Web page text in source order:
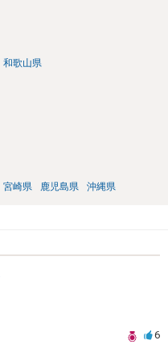
和歌山県
宮崎県 鹿児島県 沖縄県
6